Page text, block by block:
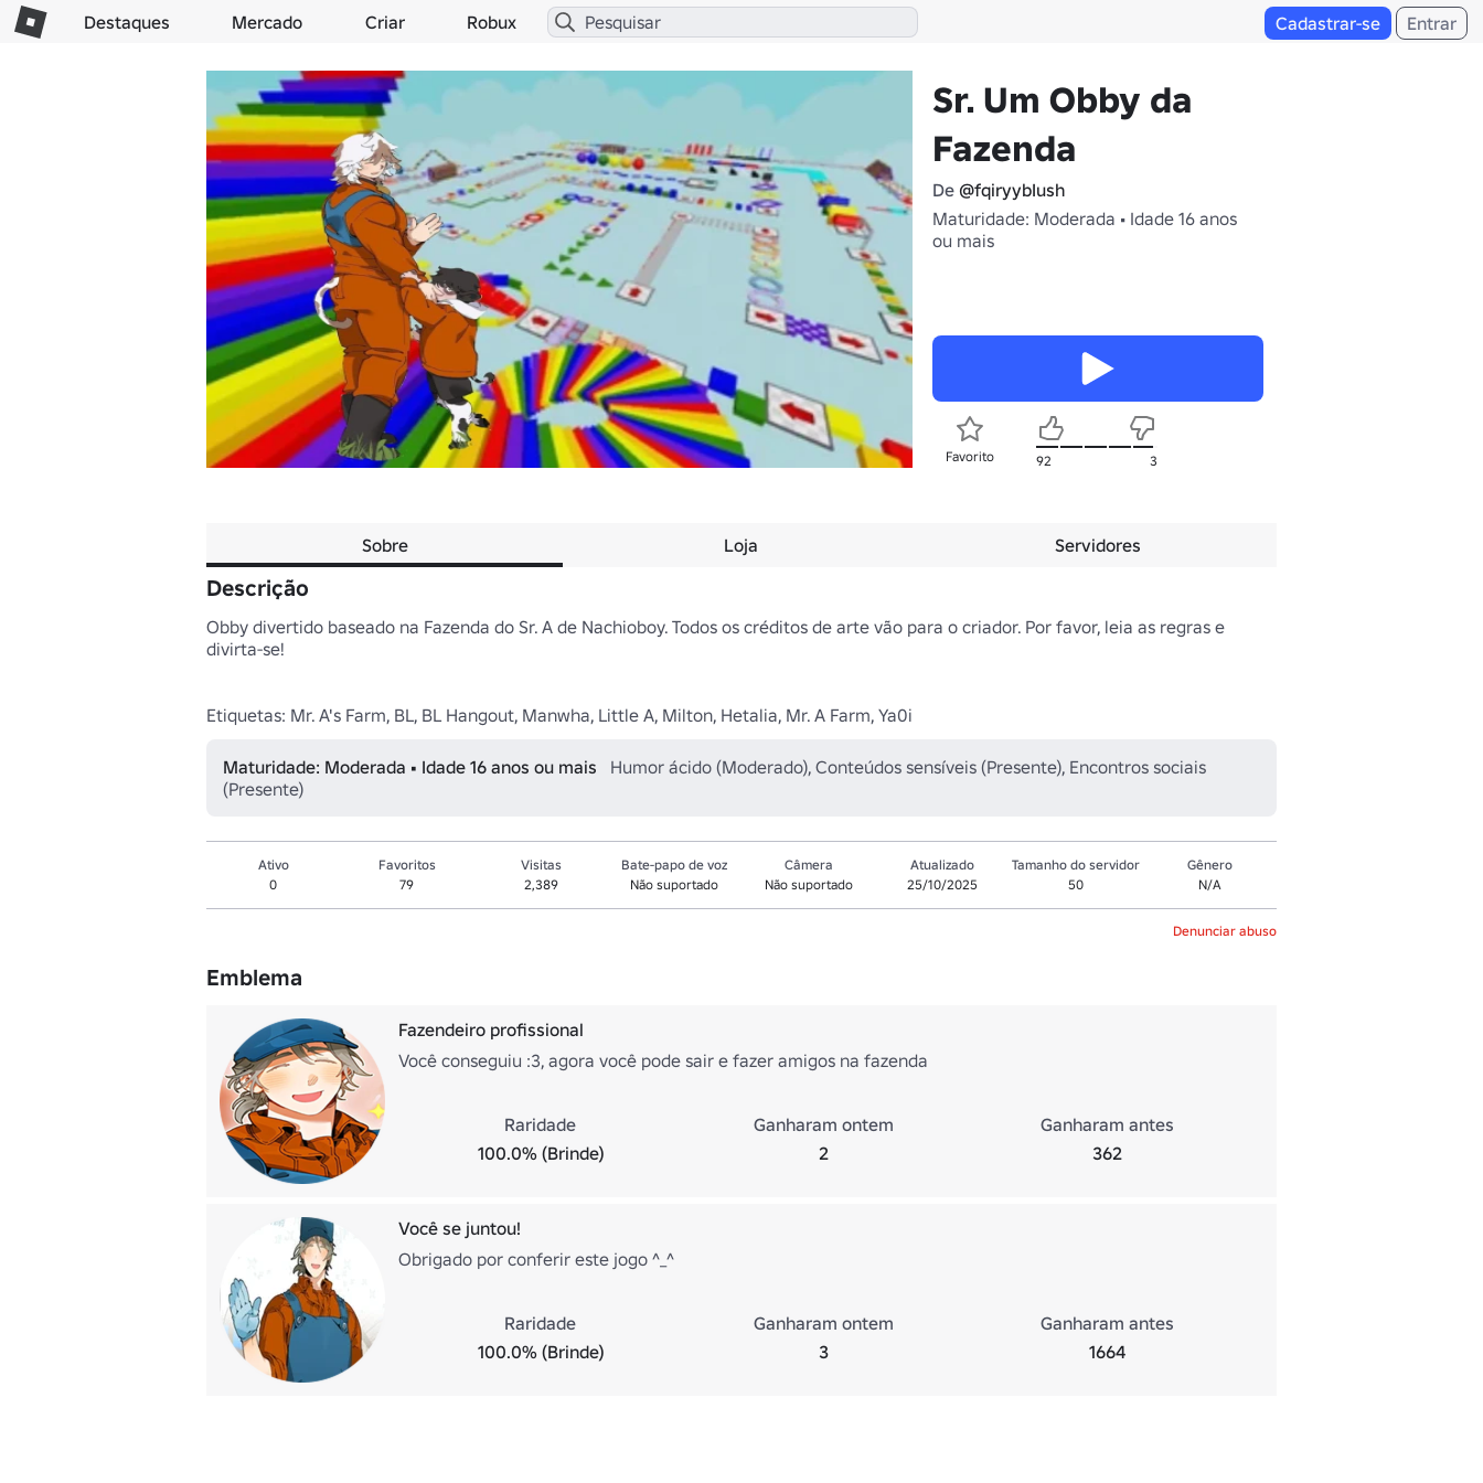
Destaques Mercado Criar Robux Cadastrar-se Entrar
Sr. Um Obby da
Fazenda
De @fqiryybIush
Maturidade: Moderada • Idade 16 anos
ou mais
Favorito 92 3
Sobre Loja Servidores
Descrição
Obby divertido baseado na Fazenda do Sr. A de Nachioboy. Todos os créditos de arte vão para o criador. Por favor, leia as regras e
divirta-se!
Etiquetas: Mr. A's Farm, BL, BL Hangout, Manwha, Little A, Milton, Hetalia, Mr. A Farm, Ya0i
Maturidade: Moderada • Idade 16 anos ou mais
Humor ácido (Moderado), Conteúdos sensíveis (Presente), Encontros sociais
(Presente)
Ativo
0
Favoritos
79
Visitas
2,389
Bate-papo de voz
Não suportado
Câmera
Não suportado
Atualizado
25/10/2025
Tamanho do servidor
50
Gênero
N/A
Denunciar abuso
Emblema
Fazendeiro profissional
Você conseguiu :3, agora você pode sair e fazer amigos na fazenda
Raridade
100.0% (Brinde)
Ganharam ontem
2
Ganharam antes
362
Você se juntou!
Obrigado por conferir este jogo ^_^
Raridade
100.0% (Brinde)
Ganharam ontem
3
Ganharam antes
1664